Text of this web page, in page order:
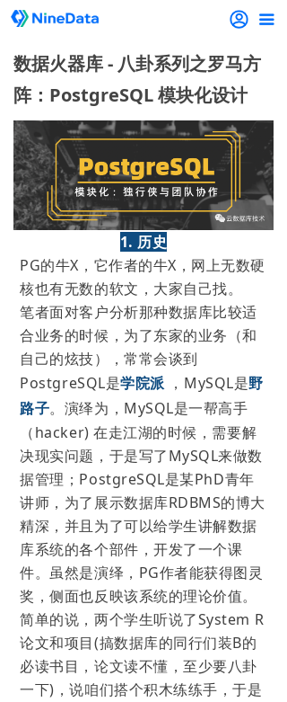
끀
数据火器库 - 八卦系列之罗马方
阵：PostgreSQL 模块化设计
1. 历史
PG的牛X，它作者的牛X，网上无数硬
核也有无数的软文，大家自己找。
笔者面对客户分析那种数据库比较适
合业务的时候，为了东家的业务（和
自己的炫技），常常会谈到
PostgreSQL是学院派 ，MySQL是野
路子。演绎为，MySQL是一帮高手
（hacker) 在走江湖的时候，需要解
决现实问题，于是写了MySQL来做数
据管理；PostgreSQL是某PhD青年
讲师，为了展示数据库RDBMS的博大
精深，并且为了可以给学生讲解数据
库系统的各个部件，开发了一个课
件。虽然是演绎，PG作者能获得图灵
奖，侧面也反映该系统的理论价值。
简单的说，两个学生听说了System R
论文和项目(搞数据库的同行们装B的
必读书目，论文读不懂，至少要八卦
一下)，说咱们搭个积木练练手，于是